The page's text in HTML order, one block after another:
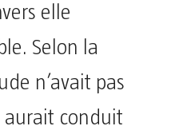
elle
Selon la
n’avait pas
aurait conduit